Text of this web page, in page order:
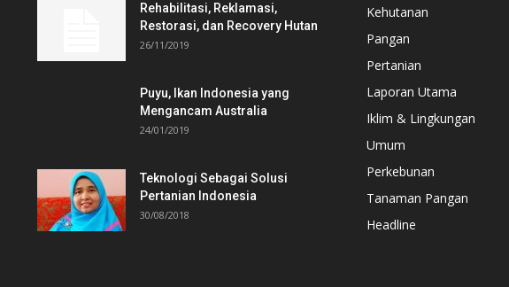
Rehabilitasi, Reklamasi,
Restorasi, dan Recovery Hutan
26/11/2019
Puyu, Ikan Indonesia yang
Mengancam Australia
24/01/2019
Teknologi Sebagai Solusi
Pertanian Indonesia
30/08/2018
Kehutanan
Pangan
Pertanian
Laporan Utama
Iklim & Lingkungan
Umum
Perkebunan
Tanaman Pangan
Headline